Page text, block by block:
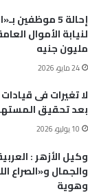
إحالة 5
مليون جنيه
24 مايو، 2026
لا تغيرات فى
بعد تحقيق
10 يوليو، 2026
وكيل الأزهر :
والجمال و«الصراع
وهوية